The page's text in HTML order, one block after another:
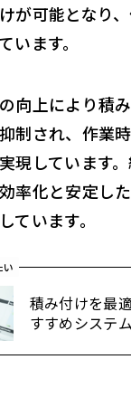
が可能となり
います。
向上により積
制され、作業
現しています
率化と安定し
ています。
い
積み付けを最
すすめシステ